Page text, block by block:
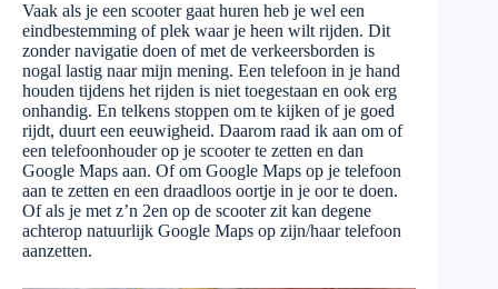
Vaak als je een scooter gaat huren heb je wel een
eindbestemming of plek waar je heen wilt rijden. Dit
zonder navigatie doen of met de verkeersborden is
nogal lastig naar mijn mening. Een telefoon in je hand
houden tijdens het rijden is niet toegestaan en ook erg
onhandig. En telkens stoppen om te kijken of je goed
rijdt, duurt een eeuwigheid. Daarom raad ik aan om of
een telefoonhouder op je scooter te zetten en dan
Google Maps aan. Of om Google Maps op je telefoon
aan te zetten en een draadloos oortje in je oor te doen.
Of als je met z’n 2en op de scooter zit kan degene
achterop natuurlijk Google Maps op zijn/haar telefoon
aanzetten.